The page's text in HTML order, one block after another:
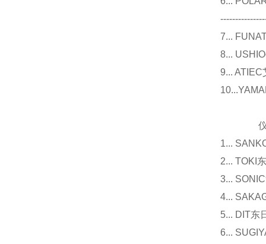
7...
8...
9...
仪器
1...
2... TOKI
3...
4...
5... DIT东
6...